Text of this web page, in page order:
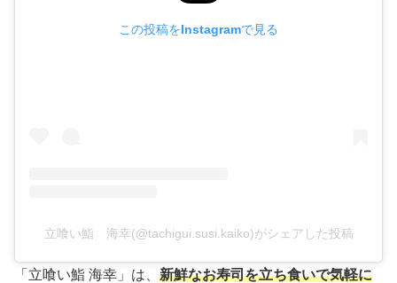
この投稿をInstagramで見る
立喰い鮨 海幸(@tachigui.susi.kaiko)がシェアした投稿
「立喰い鮨 海幸」は、 新鮮なお寿司を立ち食いで気軽に